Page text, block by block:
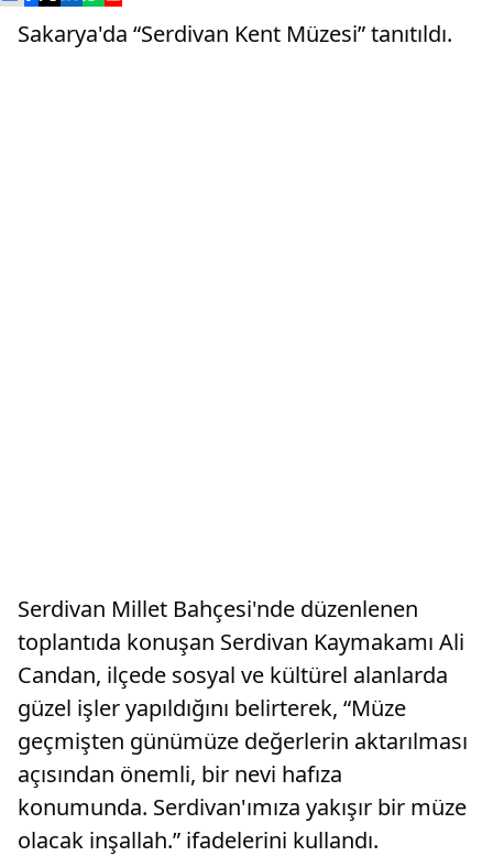
Sakarya'da “Serdivan Kent Müzesi” tanıtıldı.
Serdivan Millet Bahçesi'nde düzenlenen
toplantıda konuşan Serdivan Kaymakamı Ali
Candan, ilçede sosyal ve kültürel alanlarda
güzel işler yapıldığını belirterek, “Müze
geçmişten günümüze değerlerin aktarılması
açısından önemli, bir nevi hafıza
konumunda. Serdivan'ımıza yakışır bir müze
olacak inşallah.” ifadelerini kullandı.